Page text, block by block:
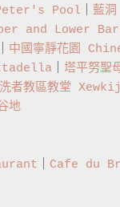
Pool 藍
and Lower
中國寧靜花園
塔平努
洗者教區教堂
地
Cafe du